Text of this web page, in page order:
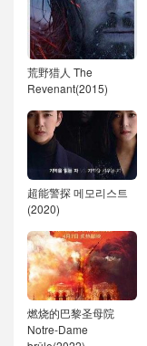
荒野猎人 The
Revenant(2015)
超能警探 메모리스트
(2020)
燃烧的巴黎圣母院
Notre-Dame